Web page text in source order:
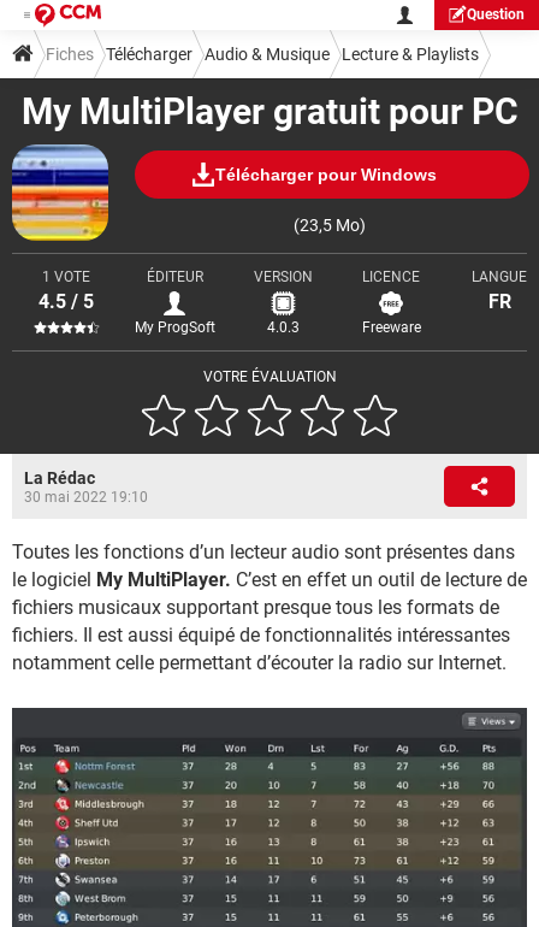
Question
My MultiPlayer gratuit pour PC
Télécharger pour Windows
(23,5 Mo)
VOTRE ÉVALUATION
1 VOTE
4.5 / 5
ÉDITEUR
My ProgSoft
VERSION
4.0.3
LICENCE
Freeware
LANGUE
FR
Fiches Télécharger Audio & Musique Lecture & Playlists
La Rédac
30 mai 2022 19:10
Toutes les fonctions d’un lecteur audio sont présentes dans
le logiciel My MultiPlayer. C’est en effet un outil de lecture de
fichiers musicaux supportant presque tous les formats de
fichiers. Il est aussi équipé de fonctionnalités intéressantes
notamment celle permettant d’écouter la radio sur Internet.